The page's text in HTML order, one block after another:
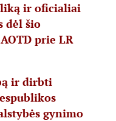
ir oficialiai
dėl šio
prie LR
ir dirbti
gynimo